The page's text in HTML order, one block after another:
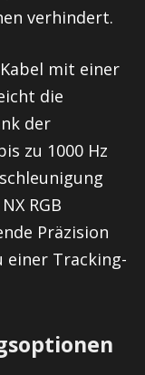
verhindert.
mit einer
die
der
zu 1000 Hz
RGB
Präzision
einer Tracking-